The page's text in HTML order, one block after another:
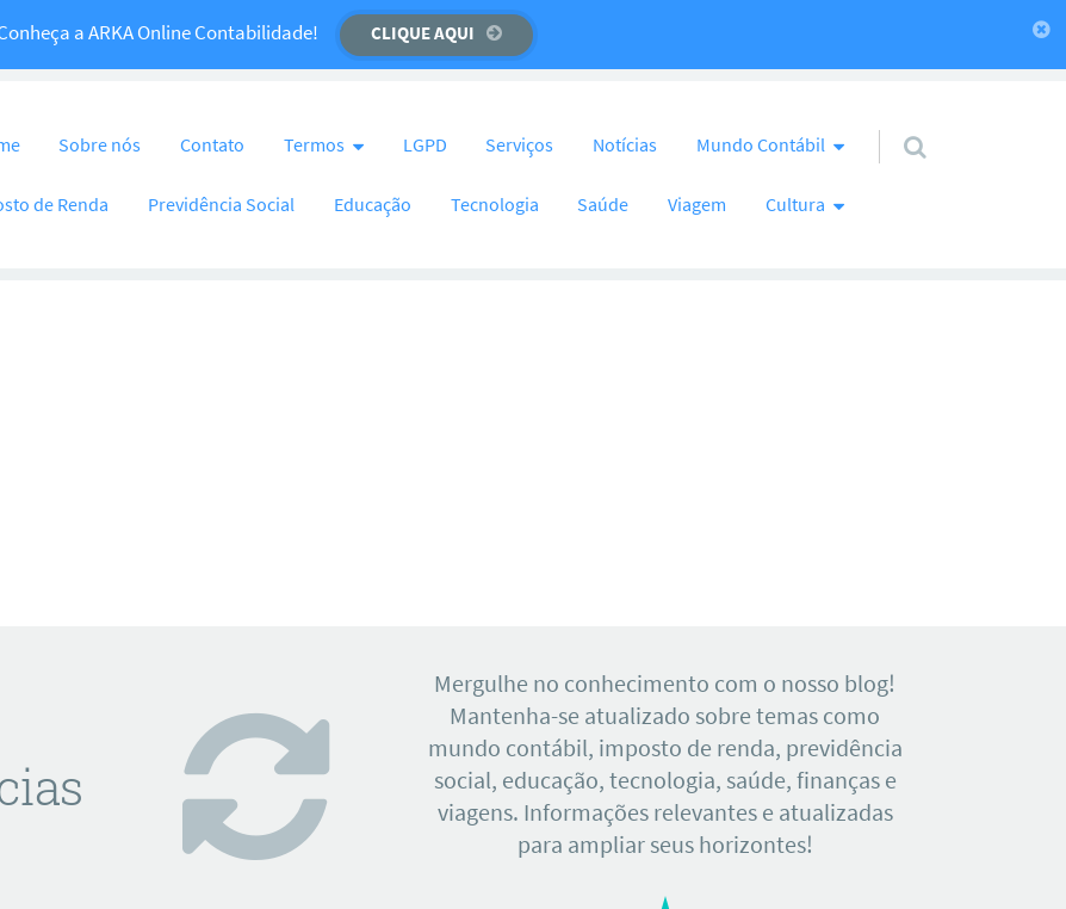
um recado importante para você! CLIQUE AQUI
a ARKA Online Contabilidade! CLIQUE AQUI
Sobre nós Contato Termos LGPD Serviços Notícias Mundo Contábil
de Renda Previdência Social Educação Tecnologia Saúde Viagem Cultura
Mergulhe no conhecimento com o nosso blog!
Mantenha-se atualizado sobre temas como
mundo contábil, imposto de renda, previdência
social, educação, tecnologia, saúde, finanças e
viagens. Informações relevantes e atualizadas
para ampliar seus horizontes!